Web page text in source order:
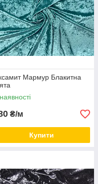
Мармур Блакитна
₴/м
Купити